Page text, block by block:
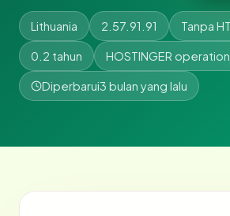
Lithuania 2.57.91.91 Tanpa
0.2 tahun HOSTINGER
Diperbarui3 bulan yang lalu